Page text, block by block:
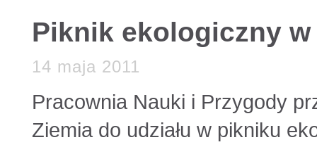
Piknik ekologiczny w
14 maja 2011
Pracownia Nauki i Przygody
Ziemia do udziału w pikniku